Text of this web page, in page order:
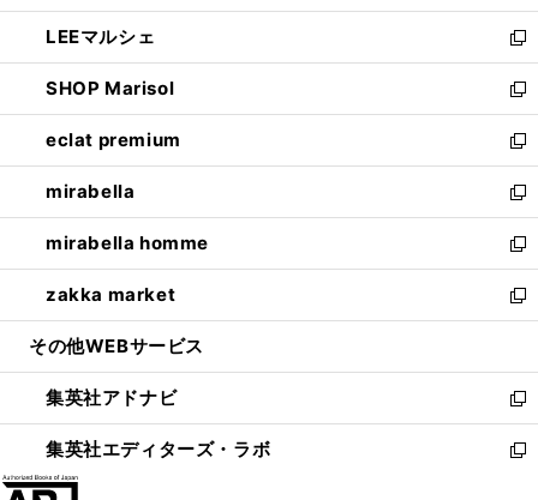
開
く
ウ
で
開
く
ン
ド
ウ
で
開
く
ウ
ィ
ン
ド
ウ
で
開
く
し
い
ウ
ィ
ン
ド
ウ
で
開
く
LEEマルシェ
新
し
い
ウ
ィ
ン
ド
ウ
で
開
く
SHOP Marisol
新
し
い
ウ
ィ
ン
ド
ウ
で
開
eclat premium
新
し
い
ウ
ィ
ン
ド
ウ
開
く
mirabella
新
し
い
ウ
ィ
ン
ウ
で
開
く
mirabella homme
新
し
い
ウ
ン
ド
ウ
で
zakka market
新
し
ウ
ィ
ン
ド
その他WEBサービス
集英社アドナビ
新
し
い
集英社エディターズ・ラボ
新